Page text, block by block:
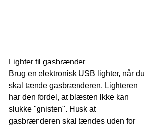
Lighter til gasbrænder
Brug en elektronisk USB lighter, når du
skal tænde gasbrænderen. Lighteren
har den fordel, at blæsten ikke kan
slukke "gnisten". Husk at
gasbrænderen skal tændes uden for